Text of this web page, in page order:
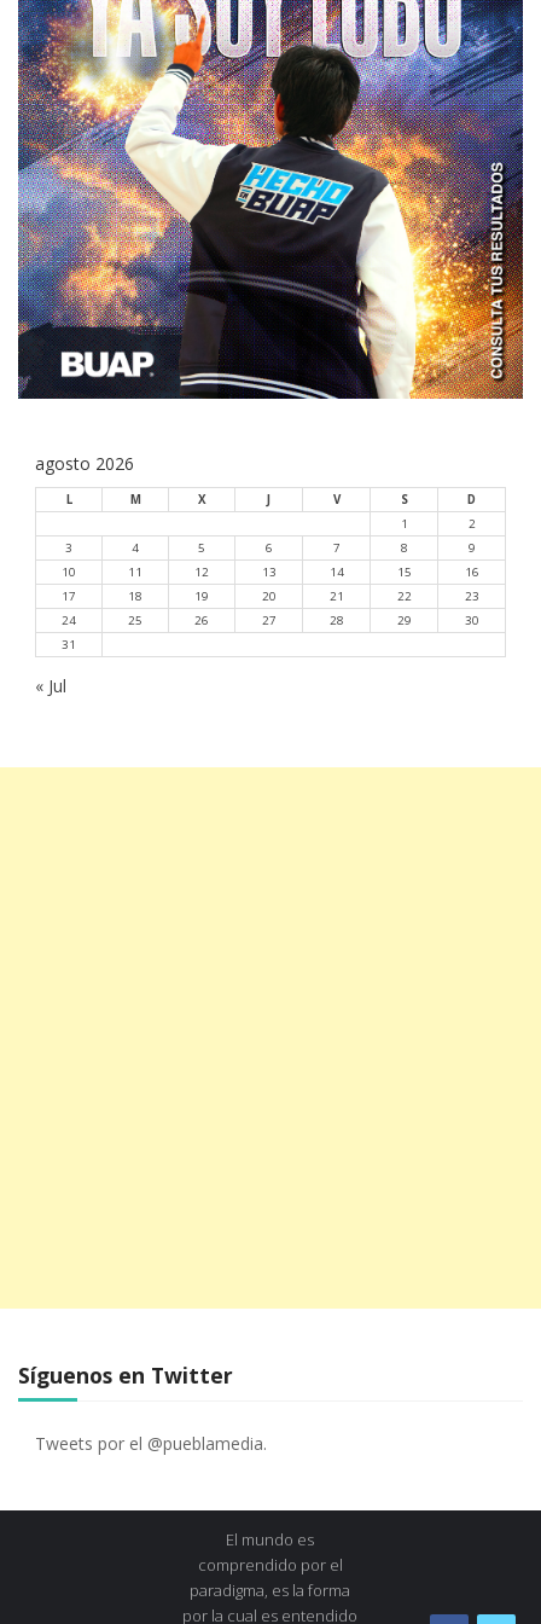
agosto 2026
L M X J V S
D
1
2
3
4 5 6 7 8
9
10
11 12 13 14 15
16
17
18 19 20 21 22
23
24
25 26 27 28 29
30
31
« Jul
Síguenos en Twitter
Tweets por el @pueblamedia.
El mundo es
comprendido por el
paradigma, es la forma
por la cual es entendido